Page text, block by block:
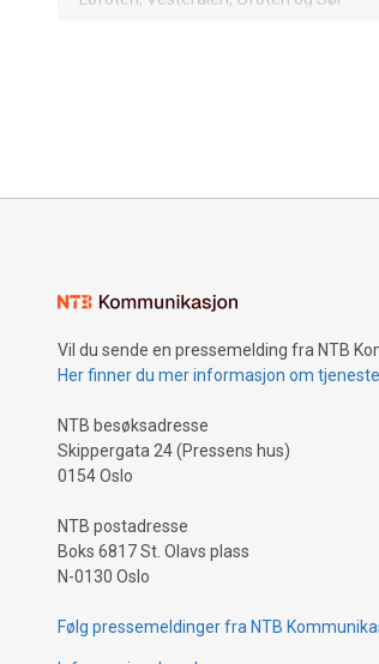
Vil du sende en pressemelding fra NTB
Her finner du mer informasjon om
NTB besøksadresse
Skippergata 24 (Pressens hus)
0154 Oslo
NTB postadresse
Boks 6817 St. Olavs plass
N-0130 Oslo
Følg pressemeldinger fra NTB